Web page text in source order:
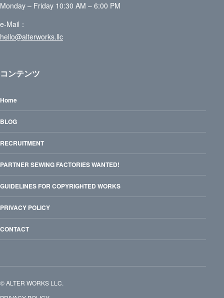
Monday – Friday 10:30 AM – 6:00 PM
e-Mail：
hello@alterworks.llc
コンテンツ
Home
BLOG
RECRUITMENT
PARTNER SEWING FACTORIES WANTED!
GUIDELINES FOR COPYRIGHTED WORKS
PRIVACY POLICY
CONTACT
© ALTER WORKS LLC.